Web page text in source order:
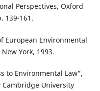
Perspectives, Oxford
139-161.
European Environmental
York, 1993.
to Environmental Law”,
University